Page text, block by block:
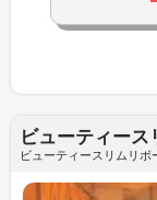
ビューティー
ビューティースリムリボ